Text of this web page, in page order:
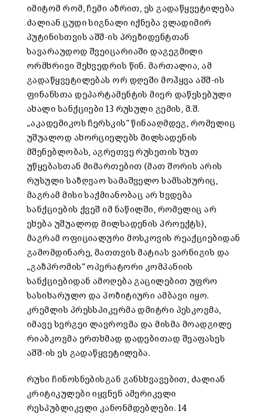
იმიტომ რომ, ჩემი აზრით, ეს გადაწყვეტილება
ძალიან ცუდი სიგნალი იქნება ვლადიმირ
პუტინისთვის აშშ-ის პრეზიდენტთან
სავარაუდოდ შვეიცარიაში დაგეგმილი
ორმხრივი შეხვედრის წინ. მართალია, ამ
გადაწყვეტილებას ორ დღეში მოჰყვა აშშ-ის
ფინანსთა დეპარტამენტის მიერ დაწესებული
ახალი სანქციები 13 რუსული გემის, მ.შ.
„აკადემიკოს ჩერსკის“ წინააღმდეგ, რომელიც
უშუალოდ ახორციელებს მილსადენის
მშენებლობას, აგრეთვე რუსეთის ხუთ
უწყებასთან მიმართებით (მათ შორის არის
რუსული საზღვაო სამაშველო სამსახურიც,
მაგრამ მისი საქმიანობაც არ ხვდება
სანქციების ქვეშ იმ ნაწილში, რომელიც არ
ეხება უშუალოდ მილსადენის პროექტს),
მაგრამ ოფიციალური მოსკოვის რეაქციებიდან
გამომდინარე, მათთვის მატიას ვარნიგის და
„გაზპრომის“ ოპერატორი კომპანიის
სანქციებიდან ამოღება გაცილებით უფრო
სასიხარულო და პოზიტიური ამბავი იყო.
კრემლის პრესსპიკერმა დმიტრი პესკოვმა,
იმავე სერგეი ლავროვმა და მისმა მოადგილე
რიაბკოვმა ერთხმად დადებითად შეაფასეს
აშშ-ის ეს გადაწყვეტილება.
რუსი ჩინოსნებისგან განსხვავებით, ძალიან
კრიტიკულები იყვნენ ამერიკელი
რესპუბლიკელი კანონმდებლები. 14